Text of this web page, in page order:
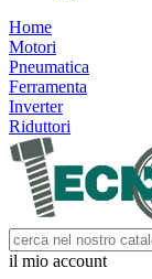
Home
Motori
Pneumatica
Ferramenta
Inverter
Riduttori
il mio account